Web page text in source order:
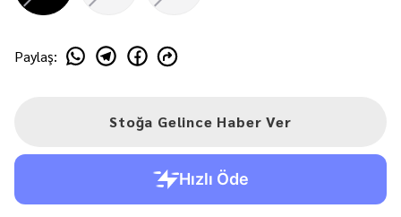
Paylaş:
Stoğa Gelince Haber Ver